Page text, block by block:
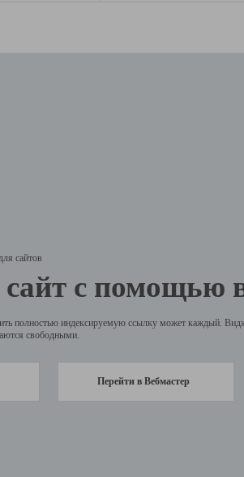
сайтов
сайт с помощью
полностью индексируемую ссылку может каждый.
свободными.
Перейти в Вебмастер